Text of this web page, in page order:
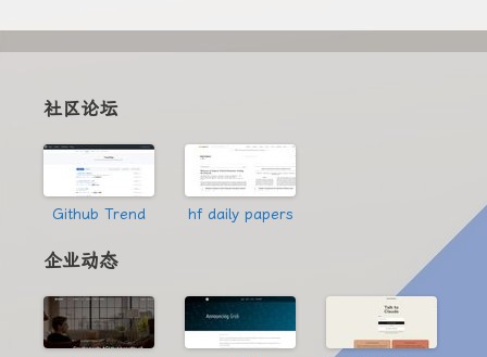
社区论坛
Github Trend hf daily papers
企业动态